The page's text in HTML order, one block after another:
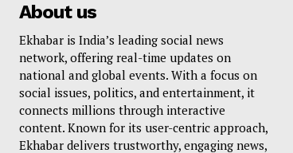
About us
Ekhabar is India’s leading social news
network, offering real-time updates on
national and global events. With a focus on
social issues, politics, and entertainment, it
connects millions through interactive
content. Known for its user-centric approach,
Ekhabar delivers trustworthy, engaging news,